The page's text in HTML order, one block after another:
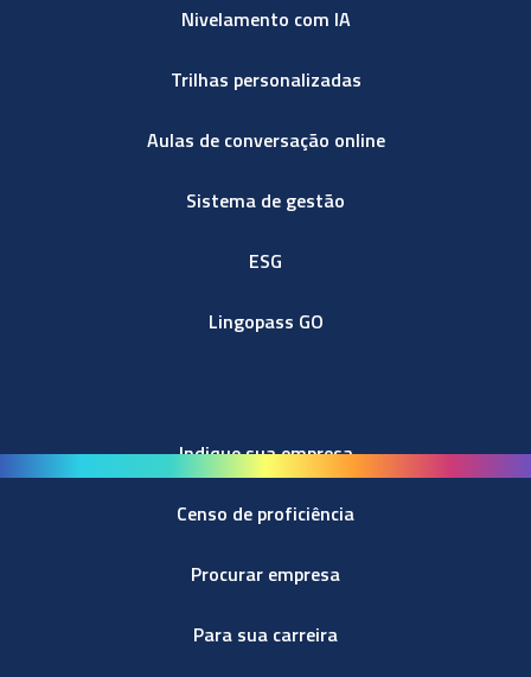
Nivelamento com IA
Trilhas personalizadas
Aulas de conversação online
Sistema de gestão
ESG
Lingopass GO
Indique sua empresa
Censo de proficiência
Procurar empresa
Para sua carreira